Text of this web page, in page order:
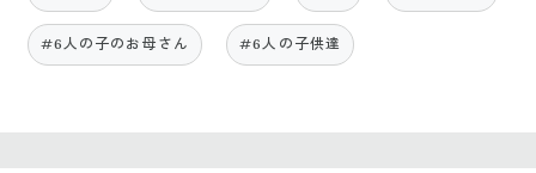
#6人の子のお母さん #6人の子供達